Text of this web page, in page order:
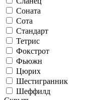
Соната
Сота
Стандарт
Тетрис
Фокстрот
Фьюжн
Цюрих
Шестигранник
Шеффилд